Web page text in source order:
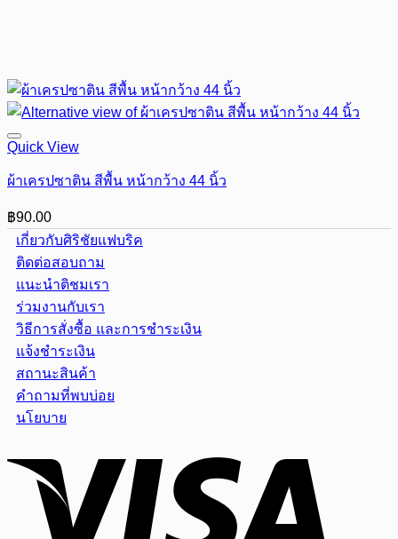
Quick View
ผ้าเครปซาติน สีพื้น หน้ากว้าง 44 นิ้ว
฿90.00
เกี่ยวกับศิริชัยแฟบริค
ติดต่อสอบถาม
แนะนำติชมเรา
ร่วมงานกับเรา
วิธีการสั่งซื้อ และการชำระเงิน
แจ้งชำระเงิน
สถานะสินค้า
คำถามที่พบบ่อย
นโยบาย